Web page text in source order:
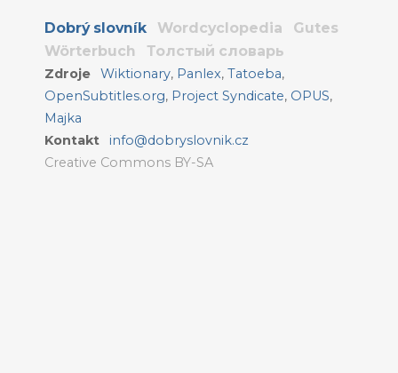
Dobrý slovník Wordcyclopedia
Gutes
Wörterbuch
Толстый словарь
Zdroje Wiktionary, Panlex,Tatoeba,
OpenSubtitles.org, Project Syndicate, OPUS,
Majka
Kontakt
info@dobryslovnik.cz
Creative Commons BY-SA